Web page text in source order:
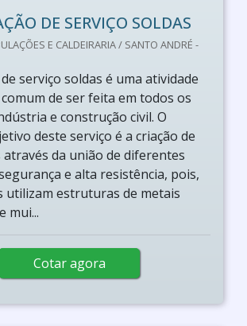
DE SERVIÇO SOLDAS
E CALDEIRARIA / SANTO ANDRÉ -
serviço soldas é uma atividade
de ser feita em todos os
e construção civil. O
deste serviço é a criação de
através da união de diferentes
e alta resistência, pois,
utilizam estruturas de metais
mui...
Cotar agora